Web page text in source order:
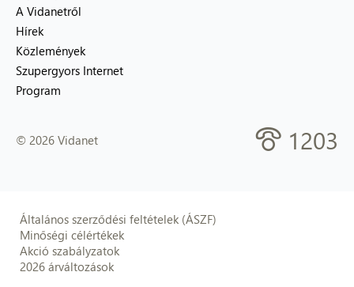
A Vidanetről
Hírek
Közlemények
Szupergyors Internet
Program
© 2026 Vidanet 1203
Általános szerződési feltételek (ÁSZF)
Minőségi célértékek
Akció szabályzatok
2026 árváltozások